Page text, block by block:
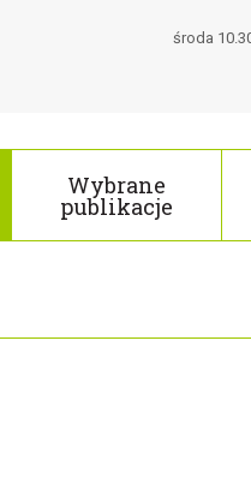
środa
Wybrane
publikacje